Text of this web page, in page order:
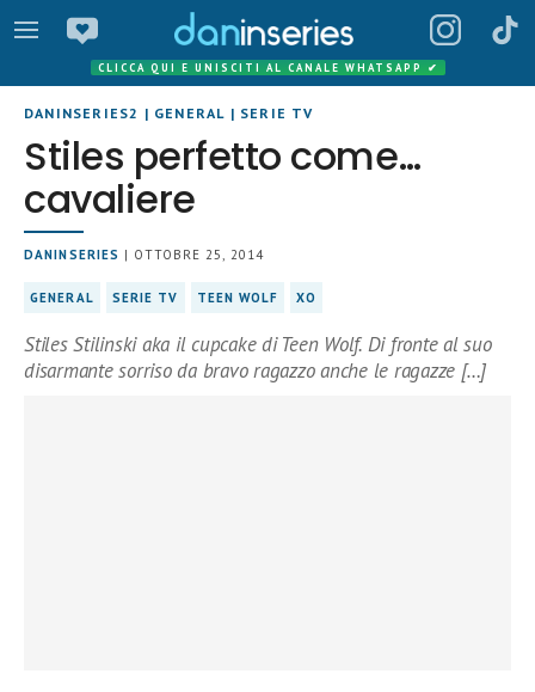
CLICCA QUI E UNISCITI AL CANALE WHATSAPP ✔
DANINSERIES2 | GENERAL | SERIE TV
Stiles perfetto come…
cavaliere
DANINSERIES | OTTOBRE 25, 2014
GENERAL SERIE TV TEEN WOLF XO
Stiles Stilinski aka il cupcake di Teen Wolf. Di fronte al suo
disarmante sorriso da bravo ragazzo anche le ragazze […]